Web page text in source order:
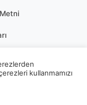
kullanmamızı